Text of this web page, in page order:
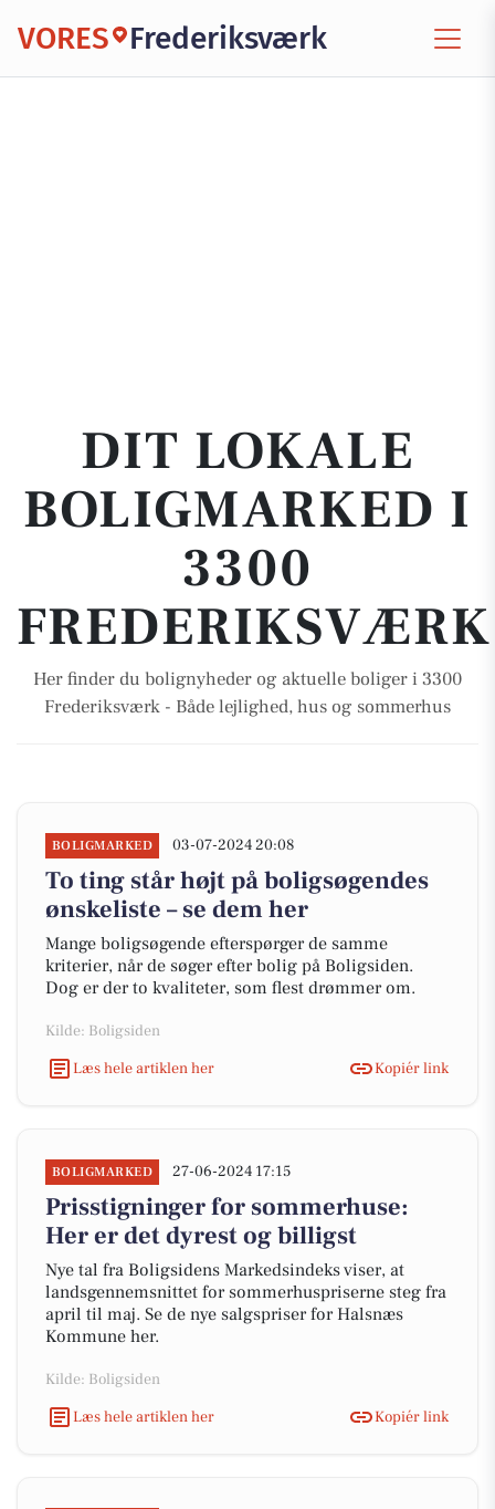
VORES Frederiksværk
DIT LOKALE
BOLIGMARKED I
3300
FREDERIKSVÆRK
Her finder du bolignyheder og aktuelle boliger i 3300
Frederiksværk - Både lejlighed, hus og sommerhus
BOLIGMARKED 03-07-2024 20:08
To ting står højt på boligsøgendes
ønskeliste – se dem her
Mange boligsøgende efterspørger de samme
kriterier, når de søger efter bolig på Boligsiden.
Dog er der to kvaliteter, som flest drømmer om.
Kilde: Boligsiden
Læs hele artiklen her
Kopiér link
BOLIGMARKED 27-06-2024 17:15
Prisstigninger for sommerhuse:
Her er det dyrest og billigst
Nye tal fra Boligsidens Markedsindeks viser, at
landsgennemsnittet for sommerhuspriserne steg fra
april til maj. Se de nye salgspriser for Halsnæs
Kommune her.
Kilde: Boligsiden
Læs hele artiklen her
Kopiér link